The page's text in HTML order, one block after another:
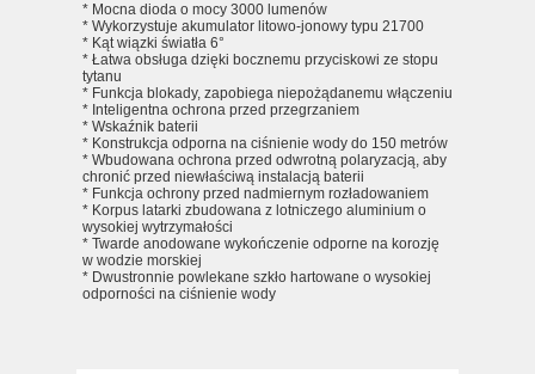
* Mocna dioda o mocy 3000 lumenów
* Wykorzystuje akumulator litowo-jonowy typu 21700
* Kąt wiązki światła 6°
* Łatwa obsługa dzięki bocznemu przyciskowi ze stopu
tytanu
* Funkcja blokady, zapobiega niepożądanemu włączeniu
* Inteligentna ochrona przed przegrzaniem
* Wskaźnik baterii
* Konstrukcja odporna na ciśnienie wody do 150 metrów
* Wbudowana ochrona przed odwrotną polaryzacją, aby
chronić przed niewłaściwą instalacją baterii
* Funkcja ochrony przed nadmiernym rozładowaniem
* Korpus latarki zbudowana z lotniczego aluminium o
wysokiej wytrzymałości
* Twarde anodowane wykończenie odporne na korozję
w wodzie morskiej
* Dwustronnie powlekane szkło hartowane o wysokiej
odporności na ciśnienie wody